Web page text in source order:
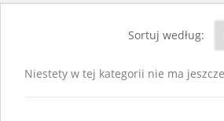
Sortuj według:
Niestety w tej kategorii nie ma